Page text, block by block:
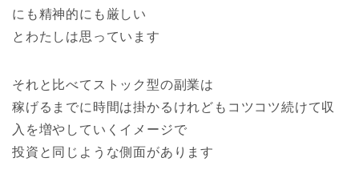
にも精神的にも厳しい
とわたしは思っています
それと比べて ストック型の副業は
稼げるまでに時間は掛かるけれども コツコツ続けて収
入を増やしていく イメージで
投資と同じような側面があります